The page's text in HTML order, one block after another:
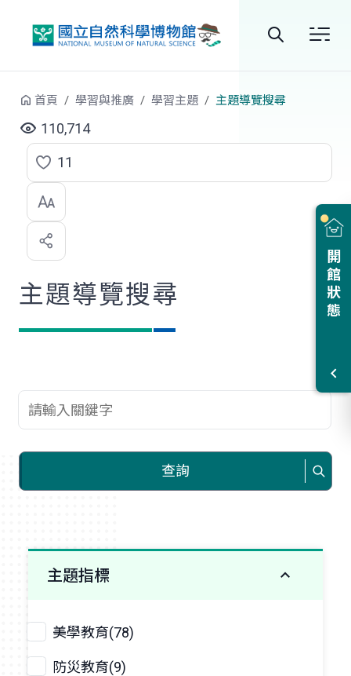
站
尋
開館狀態
首頁 學習與推廣 學習主題 主題導覽搜尋
110,714
點
選
喜
歡
11
主題導覽搜尋
查詢關鍵字
查詢
主題指標
美學教育(78)
防災教育(9)